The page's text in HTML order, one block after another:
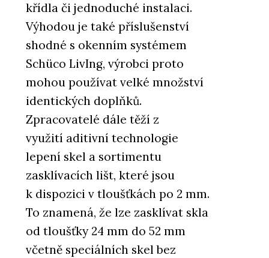
křídla či jednoduché instalaci.
Výhodou je také příslušenství
shodné s okenním systémem
Schüco LivIng, výrobci proto
mohou používat velké množství
identických doplňků.
Zpracovatelé dále těží z
využití aditivní technologie
lepení skel a sortimentu
zasklívacích lišt, které jsou
k dispozici v tloušťkách po 2 mm.
To znamená, že lze zasklívat skla
od tloušťky 24 mm do 52 mm
včetně speciálních skel bez